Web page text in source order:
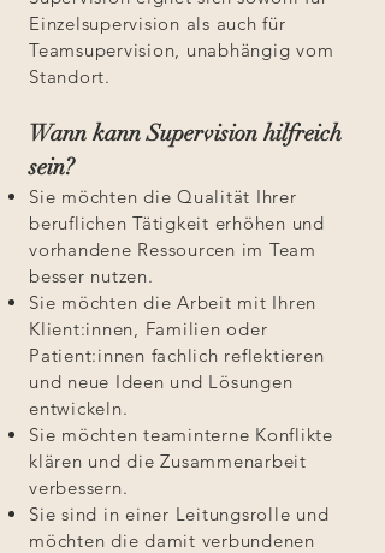
Einzelsupervision als auch für
Teamsupervision, unabhängig vom
Standort.
Wann kann Supervision hilfreich
sein?
Sie möchten die Qualität Ihrer
beruflichen Tätigkeit erhöhen und
vorhandene Ressourcen im Team
besser nutzen.
Sie möchten die Arbeit mit Ihren
Klient:innen, Familien oder
Patient:innen fachlich reflektieren
und neue Ideen und Lösungen
entwickeln.
Sie möchten teaminterne Konflikte
klären und die Zusammenarbeit
verbessern.
Sie sind in einer Leitungsrolle und
möchten die damit verbundenen